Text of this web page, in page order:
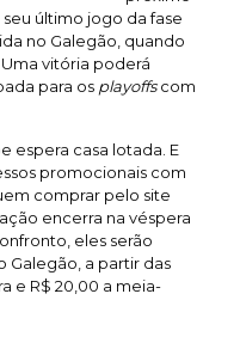
seu último jogo da fase
no Galegão, quando
Uma vitória poderá
para os playoffscom
espera casa lotada. E
promocionais com
comprar pelo site
encerra na véspera
eles serão
Galegão, a partir das
e R$ 20,00 a meia-